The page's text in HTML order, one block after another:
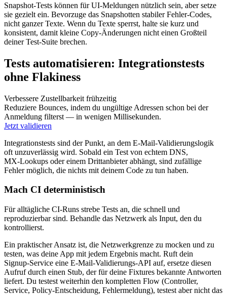
Snapshot‑Tests können für UI‑Meldungen nützlich sein, aber setze
sie gezielt ein. Bevorzuge das Snapshotten stabiler Fehler‑Codes,
nicht ganzer Texte. Wenn du Texte sperrst, halte sie kurz und
konsistent, damit kleine Copy‑Änderungen nicht einen Großteil
deiner Test‑Suite brechen.
Tests automatisieren: Integrationstests
ohne Flakiness
Verbessere Zustellbarkeit frühzeitig
Reduziere Bounces, indem du ungültige Adressen schon bei der
Anmeldung filterst — in wenigen Millisekunden.
Jetzt validieren
Integrationstests sind der Punkt, an dem E‑Mail‑Validierungslogik
oft unzuverlässig wird. Sobald ein Test von echtem DNS,
MX‑Lookups oder einem Drittanbieter abhängt, sind zufällige
Fehler möglich, die nichts mit deinem Code zu tun haben.
Mach CI deterministisch
Für alltägliche CI‑Runs strebe Tests an, die schnell und
reproduzierbar sind. Behandle das Netzwerk als Input, den du
kontrollierst.
Ein praktischer Ansatz ist, die Netzwerkgrenze zu mocken und zu
testen, was deine App mit jedem Ergebnis macht. Ruft dein
Signup‑Service eine E‑Mail‑Validierungs‑API auf, ersetze diesen
Aufruf durch einen Stub, der für deine Fixtures bekannte Antworten
liefert. Du testest weiterhin den kompletten Flow (Controller,
Service, Policy‑Entscheidung, Fehlermeldung), testest aber nicht das